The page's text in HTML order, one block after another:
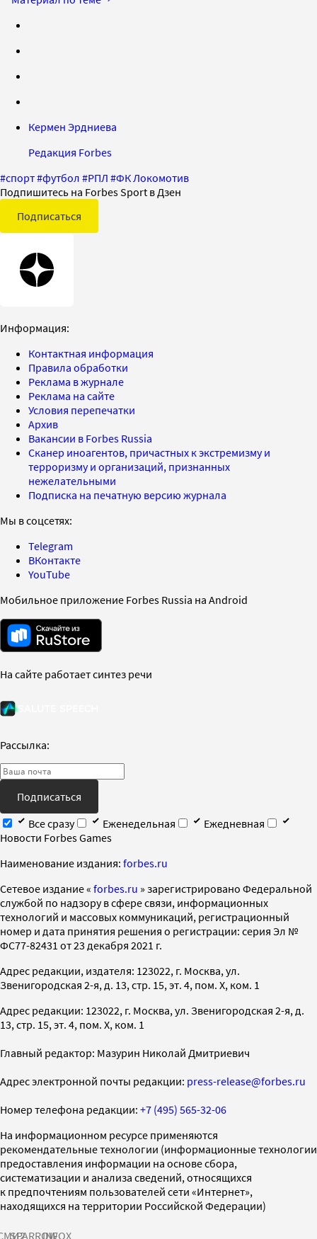
Кермен Эрдниева
Редакция Forbes
#спорт#футбол #РПЛ #ФК Локомотив
Подпишитесь на Forbes Sport в Дзен
Подписаться
Информация:
Контактная информация
Правила обработки
Реклама в журнале
Реклама на сайте
Условия перепечатки
Архив
Вакансии в Forbes Russia
Сканер иноагентов, причастных к экстремизму и
терроризму и организаций, признанных
нежелательными
Подписка на печатную версию журнала
Мы в соцсетях:
Telegram
ВКонтакте
YouTube
Мобильное приложение Forbes Russia на Android
На сайте работает синтез речи
Рассылка:
Подписаться
Все сразу
Еженедельная
Ежедневная
Новости Forbes Games
Наименование издания: forbes.ru
Cетевое издание « forbes.ru » зарегистрировано Федеральной
службой по надзору в сфере связи, информационных
технологий и массовых коммуникаций, регистрационный
номер и дата принятия решения о регистрации: серия Эл №
ФС77-82431 от 23 декабря 2021 г.
Адрес редакции, издателя: 123022, г. Москва, ул.
Звенигородская 2-я, д. 13, стр. 15, эт. 4, пом. X, ком. 1
Адрес редакции: 123022, г. Москва, ул. Звенигородская 2-я, д.
13, стр. 15, эт. 4, пом. X, ком. 1
Главный редактор: Мазурин Николай Дмитриевич
Адрес электронной почты редакции: press-release@forbes.ru
Номер телефона редакции: +7 (495) 565-32-06
На информационном ресурсе применяются
рекомендательные технологии (информационные технологии
предоставления информации на основе сбора,
систематизации и анализа сведений, относящихся
к предпочтениям пользователей сети «Интернет»,
находящихся на территории Российской Федерации)
SPARROWINFOX